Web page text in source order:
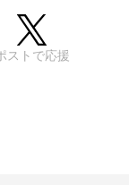
ストで応援